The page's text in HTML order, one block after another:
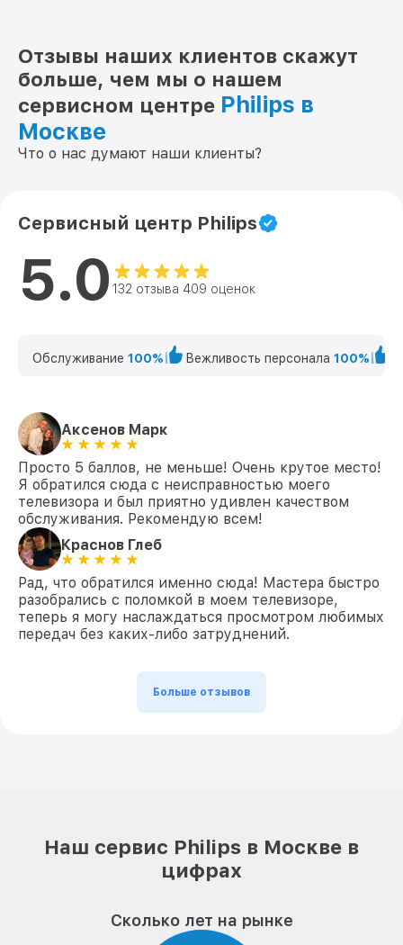
Отзывы наших клиентов скажут
больше, чем мы о нашем
сервисном центре Philips в
Москве
Что о нас думают наши клиенты?
Сервисный центр Philips
5.0 132 отзыва 409 оценок
Обслуживание 100% Вежливость персонала 100%
Аксенов Марк
Просто 5 баллов, не меньше! Очень крутое место!
Я обратился сюда с неисправностью моего
телевизора и был приятно удивлен качеством
обслуживания. Рекомендую всем!
Краснов Глеб
Рад, что обратился именно сюда! Мастера быстро
разобрались с поломкой в моем телевизоре,
теперь я могу наслаждаться просмотром любимых
передач без каких-либо затруднений.
Больше отзывов
Наш сервис Philips в Москве в
цифрах
Сколько лет на рынке